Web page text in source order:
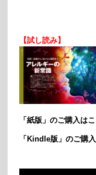
【試し読み】
「紙版」のご購入は
「Kindle版」のご購